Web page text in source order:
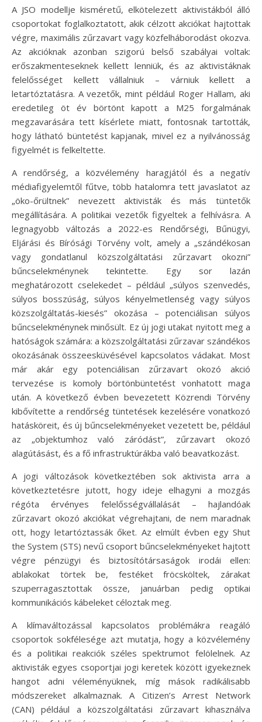
A JSO modellje kisméretű, elkötelezett aktivistákból álló
csoportokat foglalkoztatott, akik célzott akciókat hajtottak
végre, maximális zűrzavart vagy közfelháborodást okozva.
Az akcióknak azonban szigorú belső szabályai voltak:
erőszakmenteseknek kellett lenniük, és az aktivistáknak
felelősséget kellett vállalniuk – várniuk kellett a
letartóztatásra. A vezetők, mint például Roger Hallam, aki
eredetileg öt év börtönt kapott a M25 forgalmának
megzavarására tett kísérlete miatt, fontosnak tartották,
hogy látható büntetést kapjanak, mivel ez a nyilvánosság
figyelmét is felkeltette.
A rendőrség, a közvélemény haragjától és a negatív
médiafigyelemtől fűtve, több hatalomra tett javaslatot az
„öko-őrültnek” nevezett aktivisták és más tüntetők
megállítására. A politikai vezetők figyeltek a felhívásra. A
legnagyobb változás a 2022-es Rendőrségi, Bűnügyi,
Eljárási és Bírósági Törvény volt, amely a „szándékosan
vagy gondatlanul közszolgáltatási zűrzavart okozni”
bűncselekménynek tekintette. Egy sor lazán
meghatározott cselekedet – például „súlyos szenvedés,
súlyos bosszúság, súlyos kényelmetlenség vagy súlyos
közszolgáltatás-kiesés” okozása – potenciálisan súlyos
bűncselekménynek minősült. Ez új jogi utakat nyitott meg a
hatóságok számára: a közszolgáltatási zűrzavar szándékos
okozásának összeesküvésével kapcsolatos vádakat. Most
már akár egy potenciálisan zűrzavart okozó akció
tervezése is komoly börtönbüntetést vonhatott maga
után. A következő évben bevezetett Közrendi Törvény
kibővítette a rendőrség tüntetések kezelésére vonatkozó
hatásköreit, és új bűncselekményeket vezetett be, például
az „objektumhoz való záródást”, zűrzavart okozó
alagútásást, és a fő infrastruktúrákba való beavatkozást.
A jogi változások következtében sok aktivista arra a
következtetésre jutott, hogy ideje elhagyni a mozgás
régóta érvényes felelősségvállalását – hajlandóak
zűrzavart okozó akciókat végrehajtani, de nem maradnak
ott, hogy letartóztassák őket. Az elmúlt évben egy Shut
the System (STS) nevű csoport bűncselekményeket hajtott
végre pénzügyi és biztosítótársaságok irodái ellen:
ablakokat törtek be, festéket fröcsköltek, zárakat
szuperragasztottak össze, januárban pedig optikai
kommunikációs kábeleket céloztak meg.
A klímaváltozással kapcsolatos problémákra reagáló
csoportok sokfélesége azt mutatja, hogy a közvélemény
és a politikai reakciók széles spektrumot felölelnek. Az
aktivisták egyes csoportjai jogi keretek között igyekeznek
hangot adni véleményüknek, míg mások radikálisabb
módszereket alkalmaznak. A Citizen’s Arrest Network
(CAN) például a közszolgáltatási zűrzavart kihasználva